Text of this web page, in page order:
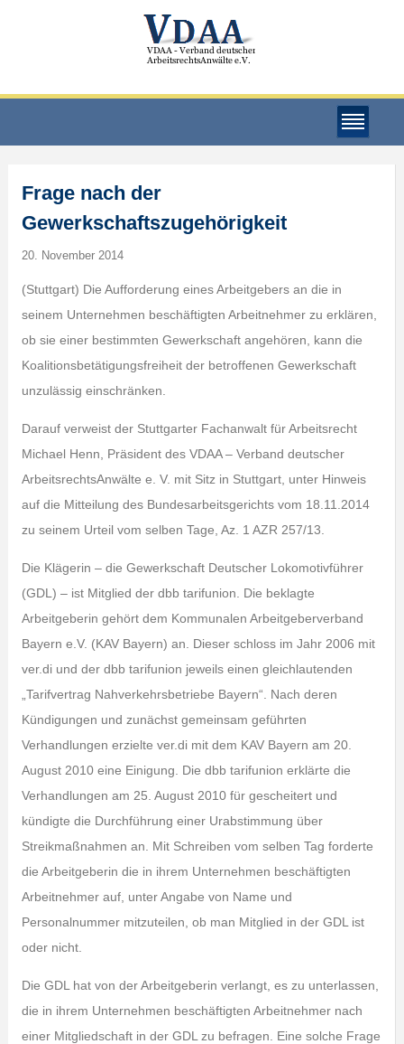
Frage nach der
Gewerkschaftszugehörigkeit
20. November 2014
(Stuttgart) Die Aufforderung eines Arbeitgebers an die in
seinem Unternehmen beschäftigten Arbeitnehmer zu erklären,
ob sie einer bestimmten Gewerkschaft angehören, kann die
Koalitionsbetätigungsfreiheit der betroffenen Gewerkschaft
unzulässig einschränken.
Darauf verweist der Stuttgarter Fachanwalt für Arbeitsrecht
Michael Henn, Präsident des VDAA – Verband deutscher
ArbeitsrechtsAnwälte e. V. mit Sitz in Stuttgart, unter Hinweis
auf die Mitteilung des Bundesarbeitsgerichts vom 18.11.2014
zu seinem Urteil vom selben Tage, Az. 1 AZR 257/13.
Die Klägerin – die Gewerkschaft Deutscher Lokomotivführer
(GDL) – ist Mitglied der dbb tarifunion. Die beklagte
Arbeitgeberin gehört dem Kommunalen Arbeitgeberverband
Bayern e.V. (KAV Bayern) an. Dieser schloss im Jahr 2006 mit
ver.di und der dbb tarifunion jeweils einen gleichlautenden
„Tarifvertrag Nahverkehrsbetriebe Bayern“. Nach deren
Kündigungen und zunächst gemeinsam geführten
Verhandlungen erzielte ver.di mit dem KAV Bayern am 20.
August 2010 eine Einigung. Die dbb tarifunion erklärte die
Verhandlungen am 25. August 2010 für gescheitert und
kündigte die Durchführung einer Urabstimmung über
Streikmaßnahmen an. Mit Schreiben vom selben Tag forderte
die Arbeitgeberin die in ihrem Unternehmen beschäftigten
Arbeitnehmer auf, unter Angabe von Name und
Personalnummer mitzuteilen, ob man Mitglied in der GDL ist
oder nicht.
Die GDL hat von der Arbeitgeberin verlangt, es zu unterlassen,
die in ihrem Unternehmen beschäftigten Arbeitnehmer nach
einer Mitgliedschaft in der GDL zu befragen. Eine solche Frage